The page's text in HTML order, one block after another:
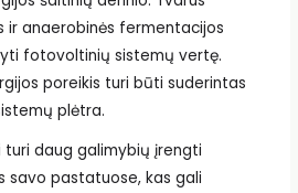
ir anaerobinės fermentacijos
fotovoltinių sistemų vertę.
poreikis turi būti suderintas
plėtra.
turi daug galimybių įrengti
savo pastatuose, kas gali